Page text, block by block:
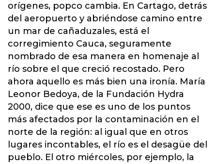
orígenes, popco cambia. En Cartago, detrás
del aeropuerto y abriéndose camino entre
un mar de cañaduzales, está el
corregimiento Cauca, seguramente
nombrado de esa manera en homenaje al
río sobre el que creció recostado. Pero
ahora aquello es más bien una ironía. María
Leonor Bedoya, de la Fundación Hydra
2000, dice que ese es uno de los puntos
más afectados por la contaminación en el
norte de la región: al igual que en otros
lugares incontables, el río es el desagüe del
pueblo. El otro miércoles, por ejemplo, la